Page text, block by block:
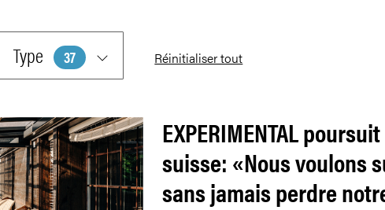
Type 37 Réinitialiser tout
EXPERIMENTAL
suisse: «Nous voulons
sans jamais perdre